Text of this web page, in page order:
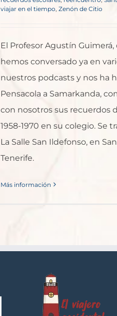
viajar en el tiempo Zenón de Citio
El Profesor Agustín
hemos conversado ya en
nuestros podcasts y nos ha
Pensacola a Samarkanda,
con nosotros sus recuerdos
1958-1970 en su colegio. Se
La Salle San Ildefonso, en
Tenerife.
Más información